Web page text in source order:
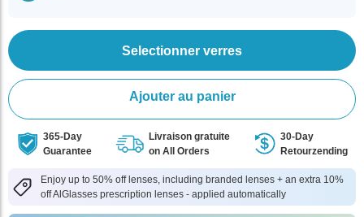
Selectionner verres
Ajouter au panier
365-Day
Guarantee
Livraison gratuite
on All Orders
30-Day
Retourzending
Enjoy up to 50% off lenses, including branded lenses + an extra 10%
off AlGlasses prescription lenses - applied automatically